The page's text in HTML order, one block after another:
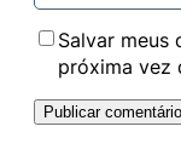
Salvar meus
próxima vez